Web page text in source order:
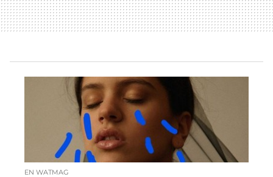
EN WATMAG